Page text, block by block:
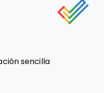
sencilla